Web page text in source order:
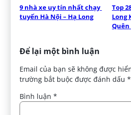
9 nhà xe uy tín nhất chạy
tuyến Hà Nội – Hạ Long
Top
Long
Quên
Để lại một bình luận
Email của bạn sẽ không được
trường bắt buộc được đánh dấu*
Bình luận*